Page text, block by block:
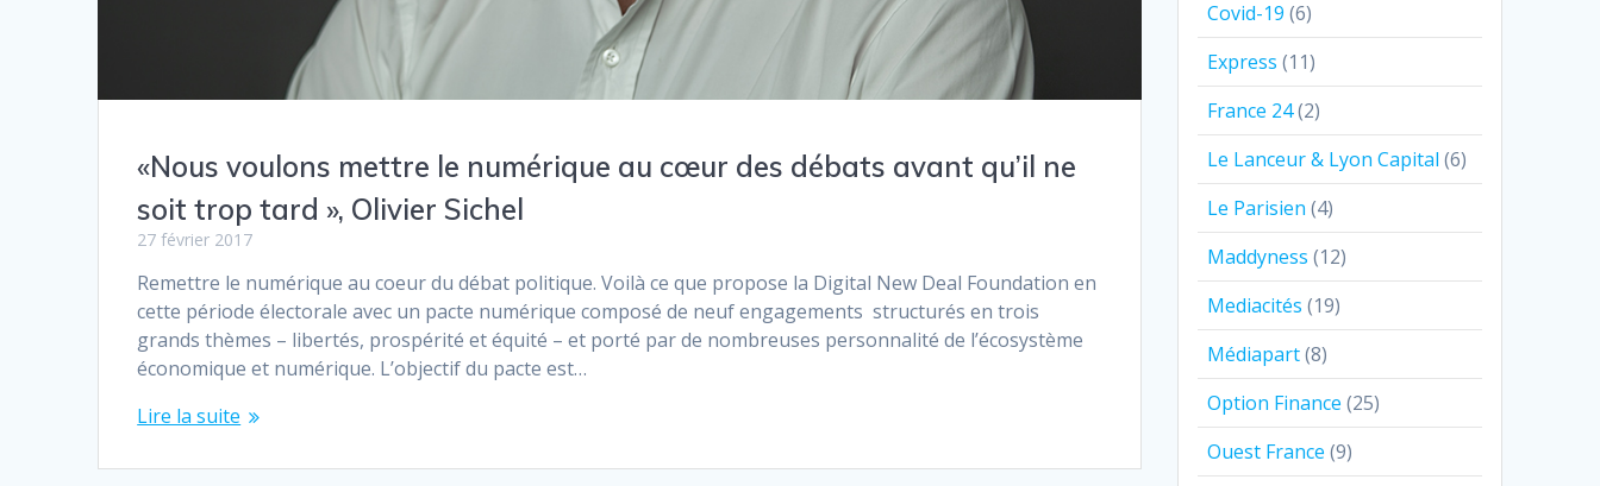
«Nous voulons mettre le numérique au cœur des débats avant qu’il ne
soit trop tard », Olivier Sichel
27 février 2017
Remettre le numérique au coeur du débat politique. Voilà ce que propose la Digital New Deal Foundation en
cette période électorale avec un pacte numérique composé de neuf engagements structurés en trois
grands thèmes – libertés, prospérité et équité – et porté par de nombreuses personnalité de l’écosystème
économique et numérique. L’objectif du pacte est…
Lire la suite
Covid-19 (6)
Express (11)
France 24(2)
Le Lanceur & Lyon Capital (6)
Le Parisien (4)
Maddyness (12)
Mediacités (19)
Médiapart(8)
Option Finance (25)
Ouest France (9)